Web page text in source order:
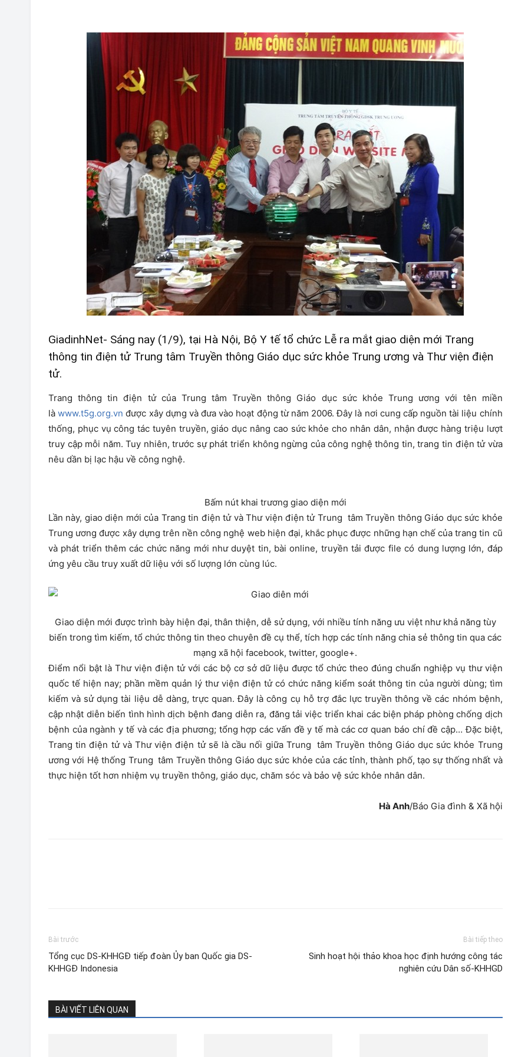
GiadinhNet- Sáng nay (1/9), tại Hà Nội, Bộ Y tế tổ chức Lễ ra mắt giao diện mới Trang
thông tin điện tử Trung tâm Truyền thông Giáo dục sức khỏe Trung ương và Thư viện điện
tử.
Trang thông tin điện tử của Trung tâm Truyền thông Giáo dục sức khỏe Trung ương với tên miền
làwww.t5g.org.vn được xây dựng và đưa vào hoạt động từ năm 2006. Đây là nơi cung cấp nguồn tài liệu chính
thống, phục vụ công tác tuyên truyền, giáo dục nâng cao sức khỏe cho nhân dân, nhận được hàng triệu lượt
truy cập mỗi năm. Tuy nhiên, trước sự phát triển không ngừng của công nghệ thông tin, trang tin điện tử vừa
nêu dần bị lạc hậu về công nghệ.
Bấm nút khai trương giao diện mới
Lần này, giao diện mới của Trang tin điện tử và Thư viện điện tử Trung tâm Truyền thông Giáo dục sức khỏe
Trung ương được xây dựng trên nền công nghệ web hiện đại, khắc phục được những hạn chế của trang tin cũ
và phát triển thêm các chức năng mới như duyệt tin, bài online, truyền tải được file có dung lượng lớn, đáp
ứng yêu cầu truy xuất dữ liệu với số lượng lớn cùng lúc.
Giao diện mới được trình bày hiện đại, thân thiện, dễ sử dụng, với nhiều tính năng ưu việt như khả năng tùy
biến trong tìm kiếm, tổ chức thông tin theo chuyên đề cụ thể, tích hợp các tính năng chia sẻ thông tin qua các
mạng xã hội facebook, twitter, google+.
Điểm nổi bật là Thư viện điện tử với các bộ cơ sở dữ liệu được tổ chức theo đúng chuẩn nghiệp vụ thư viện
quốc tế hiện nay; phần mềm quản lý thư viện điện tử có chức năng kiểm soát thông tin của người dùng; tìm
kiếm và sử dụng tài liệu dễ dàng, trực quan. Đây là công cụ hỗ trợ đắc lực truyền thông về các nhóm bệnh,
cập nhật diễn biến tình hình dịch bệnh đang diễn ra, đăng tải việc triển khai các biện pháp phòng chống dịch
bệnh của ngành y tế và các địa phương; tổng hợp các vấn đề y tế mà các cơ quan báo chí đề cập… Đặc biệt,
Trang tin điện tử và Thư viện điện tử sẽ là cầu nối giữa Trung tâm Truyền thông Giáo dục sức khỏe Trung
ương với Hệ thống Trung tâm Truyền thông Giáo dục sức khỏe của các tỉnh, thành phố, tạo sự thống nhất và
thực hiện tốt hơn nhiệm vụ truyền thông, giáo dục, chăm sóc và bảo vệ sức khỏe nhân dân.
Hà Anh/Báo Gia đình & Xã hội
Bài trước
Tổng cục DS-KHHGĐ tiếp đoàn Ủy ban Quốc gia DS-
KHHGĐ Indonesia
Bài tiếp theo
Sinh hoạt hội thảo khoa học định hướng công tác
nghiên cứu Dân số-KHHGD
BÀI VIẾT LIÊN QUAN